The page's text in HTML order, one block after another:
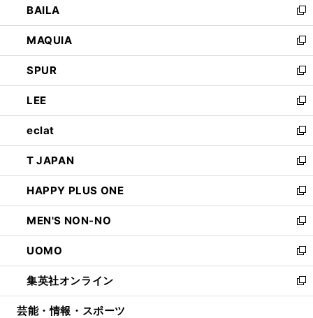
く
ィ
ン
ド
ウ
で
開
く
い
ウ
ィ
ン
ド
ウ
で
開
く
BAILA
新
し
い
ウ
ィ
ン
ド
ウ
で
開
く
MAQUIA
新
し
い
ウ
ィ
ン
ド
ウ
で
開
く
SPUR
新
し
い
ウ
ィ
ン
ド
ウ
で
開
く
LEE
新
し
い
ウ
ィ
ン
ド
ウ
で
開
く
eclat
新
し
い
ウ
ィ
ン
ド
ウ
で
開
く
T JAPAN
新
し
い
ウ
ィ
ン
ド
ウ
で
開
HAPPY PLUS ONE
新
し
い
ウ
ィ
ン
ド
ウ
MEN'S NON-NO
新
し
い
ウ
ィ
ン
UOMO
新
し
い
ウ
集英社オンライン
新
し
芸能・情報・スポーツ